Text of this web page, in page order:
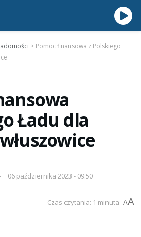
> Pomoc finansowa z Polskiego
Ładu dla
06 października 2023 - 09:50
Czas czytania: 1 minuta AA